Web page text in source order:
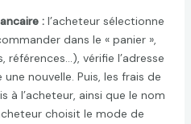
:l’acheteur sélectionne
dans le « panier »,
vérifie l’adresse
nouvelle. Puis, les frais de
l’acheteur, ainsi que le nom
choisit le mode de